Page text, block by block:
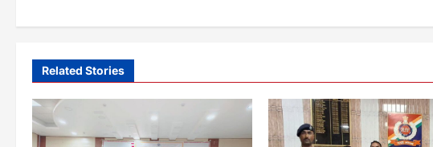
n
a
v
Related Stories